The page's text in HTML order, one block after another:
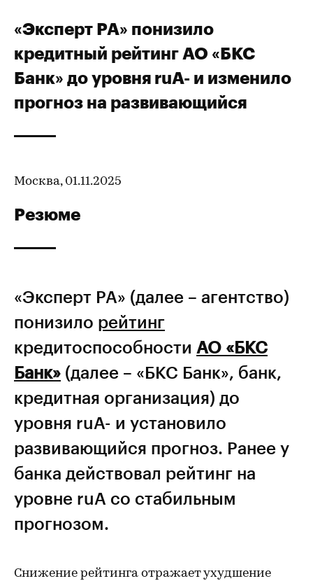
«Эксперт РА» понизило
кредитный рейтинг АО «БКС
Банк» до уровня ruA- и изменило
прогноз на развивающийся
Москва, 01.11.2025
Резюме
«Эксперт РА» (далее – агентство)
понизило рейтинг
кредитоспособности АО «БКС
Банк» (далее – «БКС Банк», банк,
кредитная организация) до
уровня ruА- и установило
развивающийся прогноз. Ранее у
банка действовал рейтинг на
уровне ruA со стабильным
прогнозом.
Снижение рейтинга отражает ухудшение